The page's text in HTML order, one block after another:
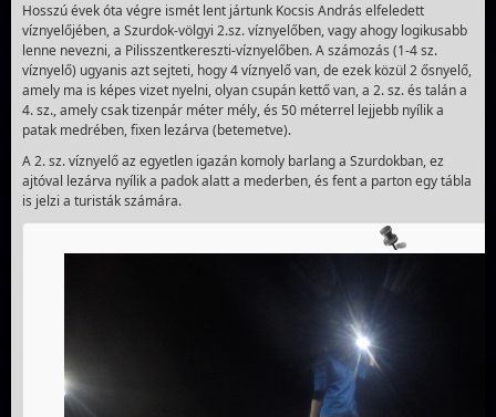
Hosszú évek óta végre ismét lent jártunk Kocsis András elfeledett
víznyelőjében, a Szurdok-völgyi 2.sz. víznyelőben, vagy ahogy logikusabb
lenne nevezni, a Pilisszentkereszti-víznyelőben. A számozás (1-4 sz.
víznyelő) ugyanis azt sejteti, hogy 4 víznyelő van, de ezek közül 2 ősnyelő,
amely ma is képes vizet nyelni, olyan csupán kettő van, a 2. sz. és talán a
4. sz., amely csak tizenpár méter mély, és 50 méterrel lejjebb nyílik a
patak medrében, fixen lezárva (betemetve).
A 2. sz. víznyelő az egyetlen igazán komoly barlang a Szurdokban, ez
ajtóval lezárva nyílik a padok alatt a mederben, és fent a parton egy tábla
is jelzi a turisták számára.